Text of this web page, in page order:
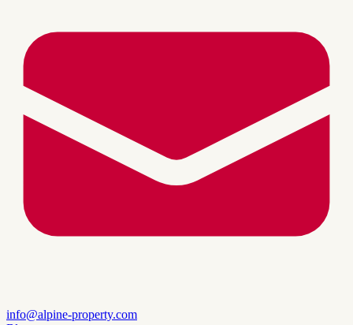
info@alpine-property.com